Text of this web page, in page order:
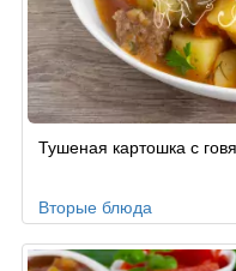
по
Тушеная картошка с
Вторые блюда